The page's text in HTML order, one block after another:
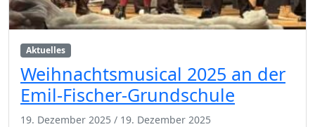
Aktuelles
Weihnachtsmusical 2025 an der
Emil-Fischer-Grundschule
19. Dezember 2025 / 19. Dezember 2025